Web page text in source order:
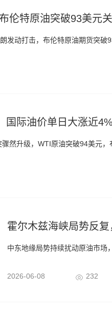
伦特原油突破93美元
发动打击，布伦特原油期货突破
国际油价单日大涨近4%
然升级，WTI原油突破94美元，
霍尔木兹海峡局势反
中东地缘局势持续扰动原油市场
2026-06-08 232